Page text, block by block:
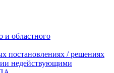
и областного
постановлениях / решениях
недействующими